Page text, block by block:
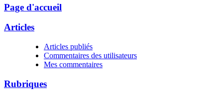
Page d'accueil
Articles
Articles publiés
Commentaires des utilisateurs
Mes commentaires
Rubriques